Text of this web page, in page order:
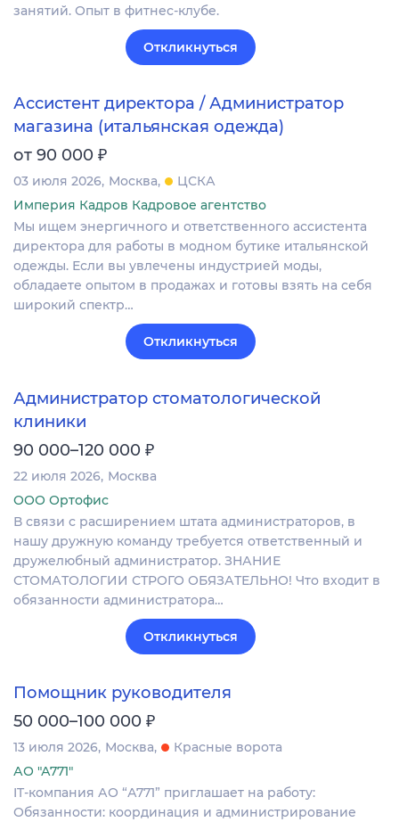
занятий. Опыт в фитнес-клубе.
Откликнуться
Ассистент директора / Администратор
магазина (итальянская одежда)
от 90 000 ₽
03 июля 2026 Москва
ЦСКА
Империя Кадров Кадровое агентство
Мы ищем энергичного и ответственного ассистента
директора для работы в модном бутике итальянской
одежды. Если вы увлечены индустрией моды,
обладаете опытом в продажах и готовы взять на себя
широкий спектр…
Откликнуться
Администратор стоматологической
клиники
90 000–120 000 ₽
22 июля 2026 Москва
ООО Ортофис
В связи с расширением штата администраторов, в
нашу дружную команду требуется ответственный и
дружелюбный администратор. ЗНАНИЕ
СТОМАТОЛОГИИ СТРОГО ОБЯЗАТЕЛЬНО! Что входит в
обязанности администратора…
Откликнуться
Помощник руководителя
50 000–100 000 ₽
13 июля 2026 Москва
Красные ворота
АО "А771"
IT-компания АО “А771” приглашает на работу:
Обязанности: координация и администрирование